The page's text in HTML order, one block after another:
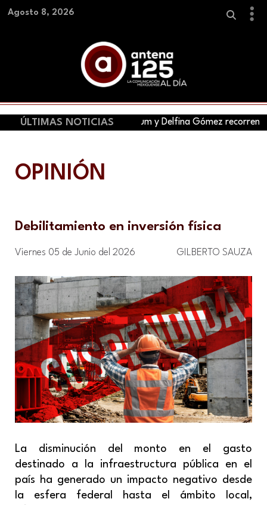
Agosto 8, 2026
ÚLTIMAS NOTICIAS
Claudia Sheinbaum y Delfina Gómez recorren hoy
OPINIÓN
Debilitamiento en inversión física
Viernes 05 de Junio del 2026 GILBERTO SAUZA
La disminución del monto en el gasto
destinado a la infraestructura pública en el
país ha generado un impacto negativo desde
la esfera federal hasta el ámbito local,